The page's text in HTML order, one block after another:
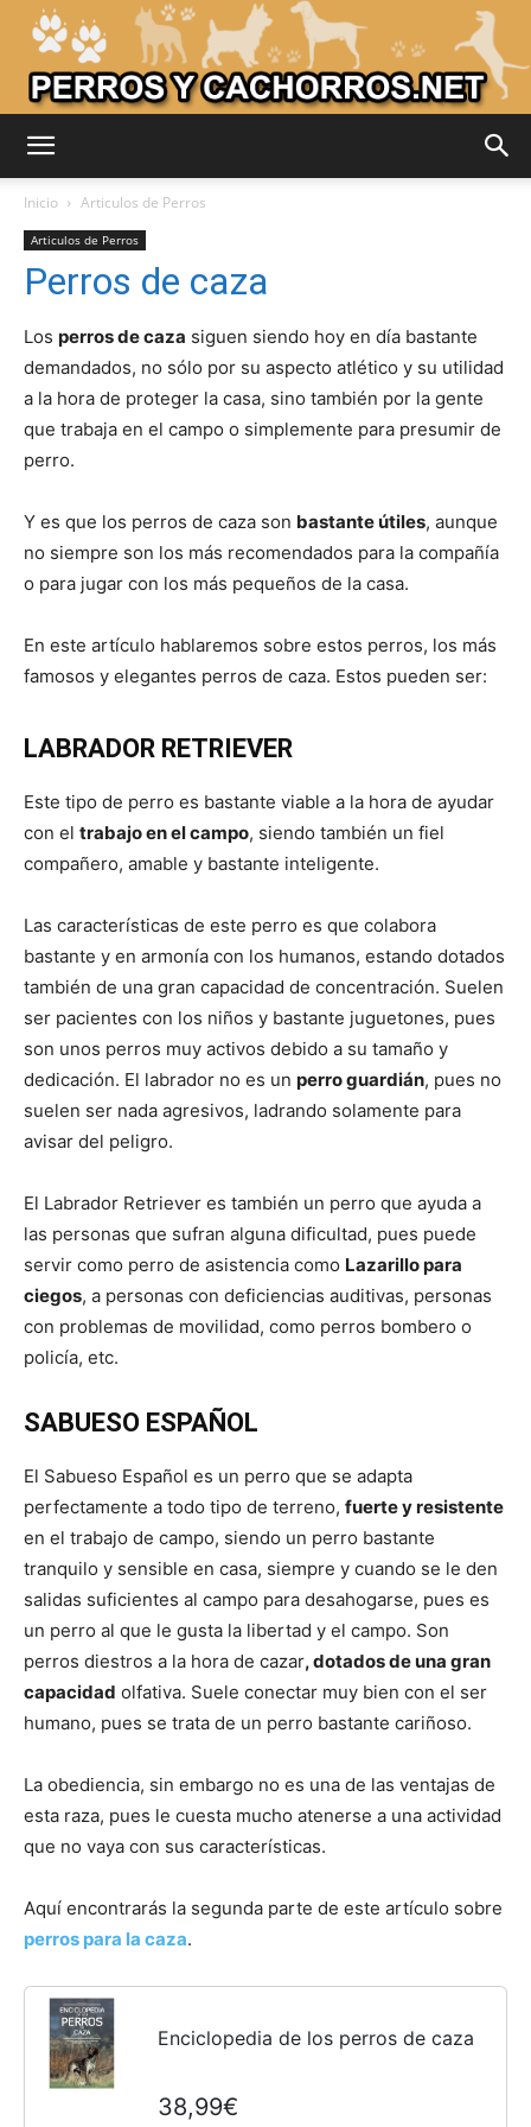
Perros
–
de
–
de
Inicio Articulos de Perros
Articulos de Perros
Perros de caza
Los perros de caza siguen siendo hoy en día bastante
demandados, no sólo por su aspecto atlético y su utilidad
a la hora de proteger la casa, sino también por la gente
que trabaja en el campo o simplemente para presumir de
perro.
Y es que los perros de caza son bastante útiles, aunque
no siempre son los más recomendados para la compañía
o para jugar con los más pequeños de la casa.
En este artículo hablaremos sobre estos perros, los más
famosos y elegantes perros de caza. Estos pueden ser:
LABRADOR RETRIEVER
Este tipo de perro es bastante viable a la hora de ayudar
con el trabajo en el campo, siendo también un fiel
compañero, amable y bastante inteligente.
Las características de este perro es que colabora
bastante y en armonía con los humanos, estando dotados
también de una gran capacidad de concentración. Suelen
ser pacientes con los niños y bastante juguetones, pues
son unos perros muy activos debido a su tamaño y
dedicación. El labrador no es un perro guardián, pues no
suelen ser nada agresivos, ladrando solamente para
avisar del peligro.
El Labrador Retriever es también un perro que ayuda a
las personas que sufran alguna dificultad, pues puede
servir como perro de asistencia como Lazarillo para
ciegos, a personas con deficiencias auditivas, personas
con problemas de movilidad, como perros bombero o
policía, etc.
SABUESO ESPAÑOL
El Sabueso Español es un perro que se adapta
perfectamente a todo tipo de terreno, fuerte y resistente
en el trabajo de campo, siendo un perro bastante
tranquilo y sensible en casa, siempre y cuando se le den
salidas suficientes al campo para desahogarse, pues es
un perro al que le gusta la libertad y el campo. Son
perros diestros a la hora de cazar, dotados de una gran
capacidad olfativa. Suele conectar muy bien con el ser
humano, pues se trata de un perro bastante cariñoso.
La obediencia, sin embargo no es una de las ventajas de
esta raza, pues le cuesta mucho atenerse a una actividad
que no vaya con sus características.
Aquí encontrarás la segunda parte de este artículo sobre
perros para la caza.
Enciclopedia de los perros de caza
38,99€